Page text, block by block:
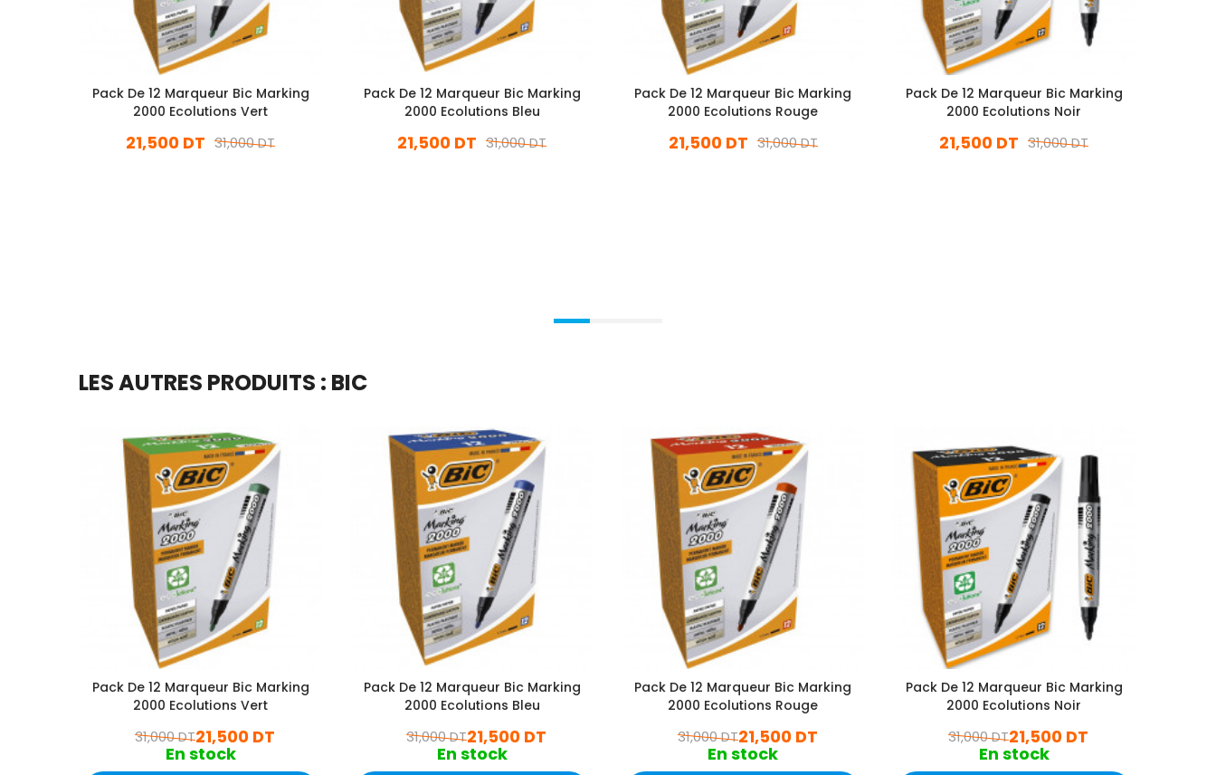
Pack De 12 Marqueur Bic Marking
2000 Ecolutions Vert
31,000 DT
21,500 DT
Pack De 12 Marqueur Bic Marking
2000 Ecolutions Bleu
31,000 DT
21,500 DT
Pack De 12 Marqueur Bic Marking
2000 Ecolutions Rouge
31,000 DT
21,500 DT
Pack De 12 Marqueur Bic Marking
2000 Ecolutions Noir
31,000 DT
21,500 DT
LES AUTRES PRODUITS : BIC
Pack De 12 Marqueur Bic Marking
2000 Ecolutions Vert
21,500 DT
31,000 DT
En stock
Pack De 12 Marqueur Bic Marking
2000 Ecolutions Bleu
21,500 DT
31,000 DT
En stock
Pack De 12 Marqueur Bic Marking
2000 Ecolutions Rouge
21,500 DT
31,000 DT
En stock
Pack De 12 Marqueur Bic Marking
2000 Ecolutions Noir
21,500 DT
31,000 DT
En stock